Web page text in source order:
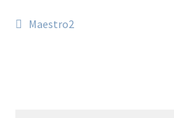
Maestro2